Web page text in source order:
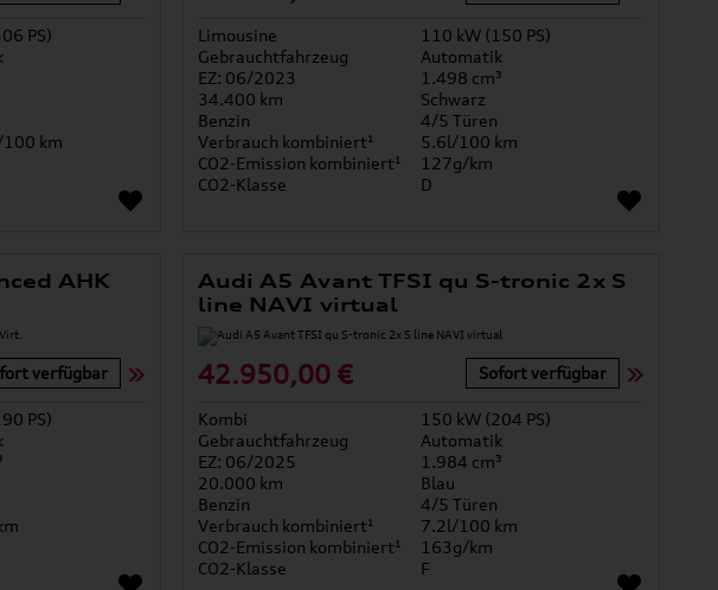
PS)
km
Limousine
110 kW (150 PS)
Gebrauchtfahrzeug
Automatik
EZ: 06/2023
1.498 cm³
34.400 km
Schwarz
Benzin
4/5 Türen
Verbrauch kombiniert¹
5.6l/100 km
CO2-Emission kombiniert¹
127g/km
CO2-Klasse
D
AHK
verfügbar
PS)
Audi A5 Avant TFSI qu S-tronic 2x S
line NAVI virtual
42.950,00 € Sofort verfügbar
Kombi
150 kW (204 PS)
Gebrauchtfahrzeug
Automatik
EZ: 06/2025
1.984 cm³
20.000 km
Blau
Benzin
4/5 Türen
Verbrauch kombiniert¹
7.2l/100 km
CO2-Emission kombiniert¹
163g/km
CO2-Klasse
F